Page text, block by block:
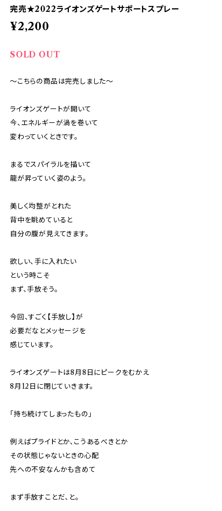
完売★2022ライオンズゲートサポートスプレー
¥2,200
SOLD OUT
～こちらの商品は完売しました～
ライオンズゲートが開いて
今、エネルギーが渦を巻いて
変わっていくときです。
まるでスパイラルを描いて
龍が昇っていく姿のよう。
美しく均整がとれた
背中を眺めていると
自分の腹が見えてきます。
欲しい、手に入れたい
という時こそ
まず、手放そう。
今回、すごく【手放し】が
必要だなとメッセージを
感じています。
ライオンズゲートは8月8日にピークをむかえ
8月12日に閉じていきます。
「持ち続けてしまったもの」
例えばプライドとか、こうあるべきとか
その状態じゃないときの心配
先への不安なんかも含めて
まず手放すことだ、と。